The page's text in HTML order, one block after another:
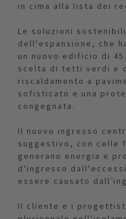
in cima alla lista dei
Le soluzioni
dell'espansione, che
un nuovo edificio di
scelta di tetti verdi e
riscaldamento a
sofisticato e una
congegnata.
Il nuovo ingresso
suggestivo, con celle
generano energia e
d'ingresso
essere causato
Il cliente e i